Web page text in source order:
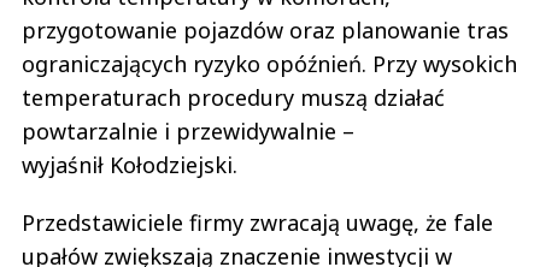
przygotowanie pojazdów oraz planowanie tras
ograniczających ryzyko opóźnień. Przy wysokich
temperaturach procedury muszą działać
powtarzalnie i przewidywalnie –
wyjaśnił Kołodziejski.
Przedstawiciele firmy zwracają uwagę, że fale
upałów zwiększają znaczenie inwestycji w